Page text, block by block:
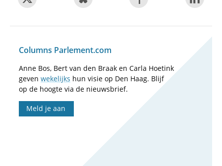
Columns Parlement.com
Anne Bos, Bert van den Braak en Carla Hoetink
geven wekelijks hun visie op Den Haag. Blijf
op de hoogte via de nieuwsbrief.
Meld je aan